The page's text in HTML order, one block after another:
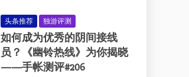
头条推荐 独游评测
如何成为优秀的阴间接线
员？《幽铃热线》为你揭晓
——手帐测评#206